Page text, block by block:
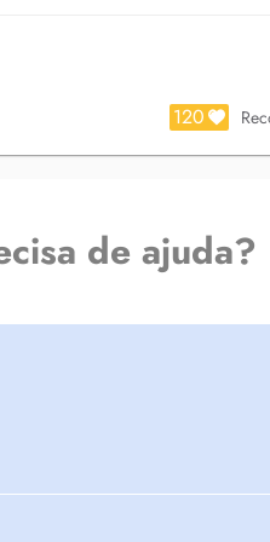
im Herzen von Kirchberg
Betreuung verbindet. Unser
Einfühlungsvermögen
120
de ajuda?